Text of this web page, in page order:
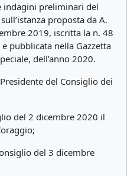
indagini preliminari del
proposta da A.
2019, iscritta la n. 48
pubblicata nella Gazzetta
dell’anno 2020.
del Consiglio dei
del 2 dicembre 2020 il
del 3 dicembre